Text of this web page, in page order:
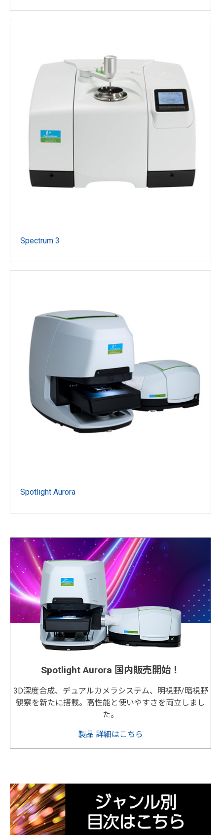
Spectrum 3
Spotlight Aurora
Spotlight Aurora 国内販売開始！
3D深度合成、デュアルカメラシステム、明視野/暗視野
観察を新たに搭載。高性能と使いやすさを両立しまし
た。
製品 詳細はこちら